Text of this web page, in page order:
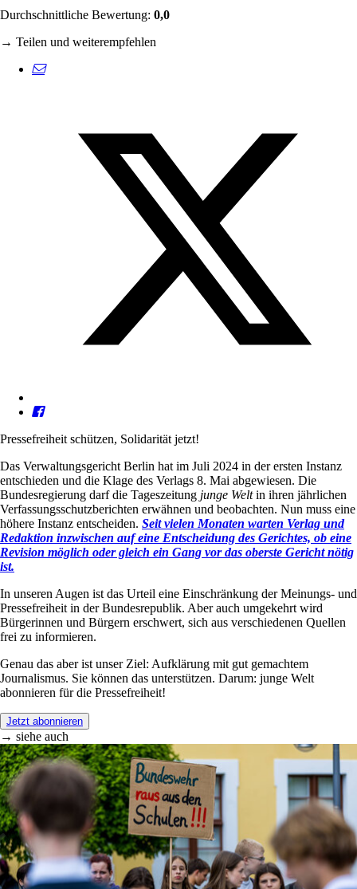
Durchschnittliche Bewertung: 0,0
→ Teilen und weiterempfehlen
Pressefreiheit schützen, Solidarität jetzt!
Das Verwaltungsgericht Berlin hat im Juli 2024 in der ersten Instanz
entschieden und die Klage des Verlags 8. Mai abgewiesen. Die
Bundesregierung darf die Tageszeitung junge Weltin ihren jährlichen
Verfassungsschutzberichten erwähnen und beobachten. Nun muss eine
höhere Instanz entscheiden. Seit vielen Monaten warten Verlag und
Redaktion inzwischen auf eine Entscheidung des Gerichtes, ob eine
Revision möglich oder gleich ein Gang vor das oberste Gericht nötig
ist.
In unseren Augen ist das Urteil eine Einschränkung der Meinungs- und
Pressefreiheit in der Bundesrepublik. Aber auch umgekehrt wird
Bürgerinnen und Bürgern erschwert, sich aus verschiedenen Quellen
frei zu informieren.
Genau das aber ist unser Ziel: Aufklärung mit gut gemachtem
Journalismus. Sie können das unterstützen. Darum: junge Welt
abonnieren für die Pressefreiheit!
Jetzt abonnieren
→ siehe auch